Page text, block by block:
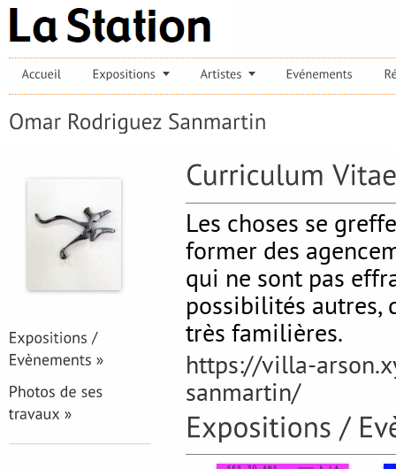
Les choses se
former des
qui ne sont pas
possibilités autres,
très familières.
https://villa-
sanmartin/